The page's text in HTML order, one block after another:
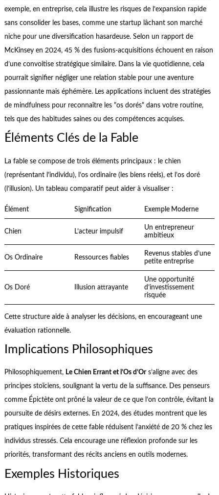
exemple, en entreprise, cela illustre les risques de l’expansion rapide
sans consolider les bases, comme une startup lâchant son marché
niche pour une diversification hasardeuse. Selon un rapport de
McKinsey en 2024, 45 % des fusions-acquisitions échouent en raison
d’une convoitise stratégique similaire. Dans la vie quotidienne, cela
pourrait signifier négliger une relation stable pour une aventure
passionnante mais éphémère. Les applications incluent des stratégies
de mindfulness pour reconnaître les "os dorés" dans votre routine,
tels que des habitudes saines ou des compétences acquises.
Éléments Clés de la Fable
La fable se compose de trois éléments principaux : le chien
(représentant l’individu), l’os ordinaire (les biens réels), et l’os doré
(l’illusion). Un tableau comparatif peut aider à visualiser :
Élément Signification Exemple Moderne
Chien L’acteur impulsif
Un entrepreneur
ambitieux
Os Ordinaire Ressources fiables
Revenus stables d’une
petite entreprise
Os Doré Illusion attrayante
Une opportunité
d’investissement
risquée
Cette structure aide à analyser les décisions, en encourageant une
évaluation rationnelle.
Implications Philosophiques
Philosophiquement, Le Chien Errant et l’Os d’Ors’aligne avec des
principes stoïciens, soulignant la vertu de la suffisance. Des penseurs
comme Épictète ont prôné la valeur de ce que l’on contrôle, évitant la
poursuite de désirs externes. En 2024, des études montrent que les
pratiques inspirées de cette fable réduisent l’anxiété de 20 % chez les
individus stressés. Cela encourage une réflexion profonde sur les
priorités, transformant des récits anciens en outils modernes.
Exemples Historiques